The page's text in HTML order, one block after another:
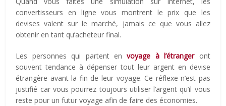
convertisseurs en ligne vous montrent le prix que les
devises valent sur le marché, jamais ce que vous allez
obtenir en tant qu’acheteur final.
Les personnes qui partent envoyage à l’étrangeront
souvent tendance à dépenser tout leur argent en devise
étrangère avant la fin de leur voyage. Ce réflexe n’est pas
justifié car vous pourrez toujours utiliser l’argent qu’il vous
reste pour un futur voyage afin de faire des économies.